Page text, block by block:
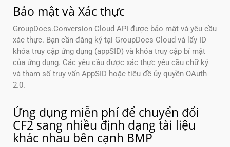
Bảo mật và Xác thực
GroupDocs.Conversion Cloud API được bảo mật và yêu cầu
xác thực. Bạn cần đăng ký tại GroupDocs Cloud và lấy ID
khóa truy cập ứng dụng (appSID) và khóa truy cập bí mật
của ứng dụng. Các yêu cầu được xác thực yêu cầu chữ ký
và tham số truy vấn AppSID hoặc tiêu đề ủy quyền OAuth
2.0.
Ứng dụng miễn phí để chuyển đổi
CF2 sang nhiều định dạng tài liệu
khác nhau bên cạnh BMP